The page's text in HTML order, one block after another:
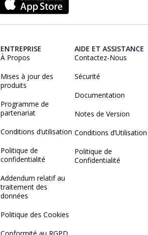
ENTREPRISE
À Propos
Mises à jour des
produits
Programme de
partenariat
Conditions d’utilisation
Politique de
confidentialité
Addendum relatif au
traitement des
données
Politique des Cookies
AIDE ET ASSISTANCE
Contactez-Nous
Sécurité
Documentation
Notes de Version
Conditions d’Utilisation
Politique de
Confidentialité